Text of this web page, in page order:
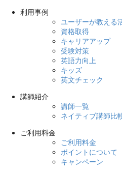
利用事例
ユーザーが教える
資格取得
キャリアアップ
受験対策
英語力向上
キッズ
英文チェック
講師紹介
講師一覧
ネイティブ講師比
ご利用料金
ご利用料金
ポイントについて
キャンペーン